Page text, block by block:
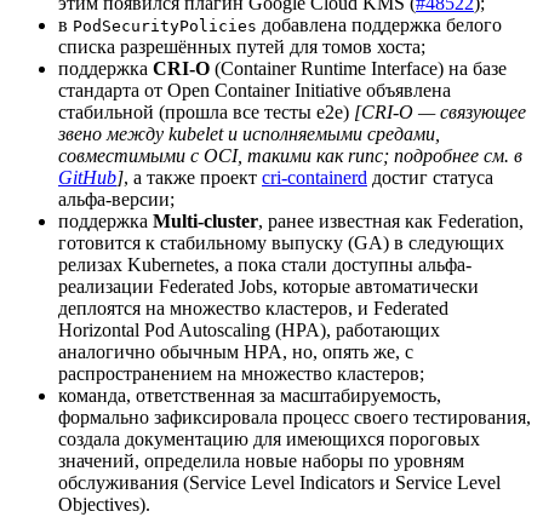
в PodSecurityPolicies добавлена поддержка белого
списка разрешённых путей для томов хоста;
поддержка CRI-O (Container Runtime Interface) на базе
стандарта от Open Container Initiative объявлена
стабильной (прошла все тесты e2e) [CRI-O — связующее
звено между kubelet и исполняемыми средами,
совместимыми с OCI, такими как runc; подробнее см. в
GitHub], а также проект cri-containerd достиг статуса
альфа-версии;
поддержка Multi-cluster, ранее известная как Federation,
готовится к стабильному выпуску (GA) в следующих
релизах Kubernetes, а пока стали доступны альфа-
реализации Federated Jobs, которые автоматически
деплоятся на множество кластеров, и Federated
Horizontal Pod Autoscaling (HPA), работающих
аналогично обычным HPA, но, опять же, с
распространением на множество кластеров;
команда, ответственная за масштабируемость,
формально зафиксировала процесс своего тестирования,
создала документацию для имеющихся пороговых
значений, определила новые наборы по уровням
обслуживания (Service Level Indicators и Service Level
Objectives).